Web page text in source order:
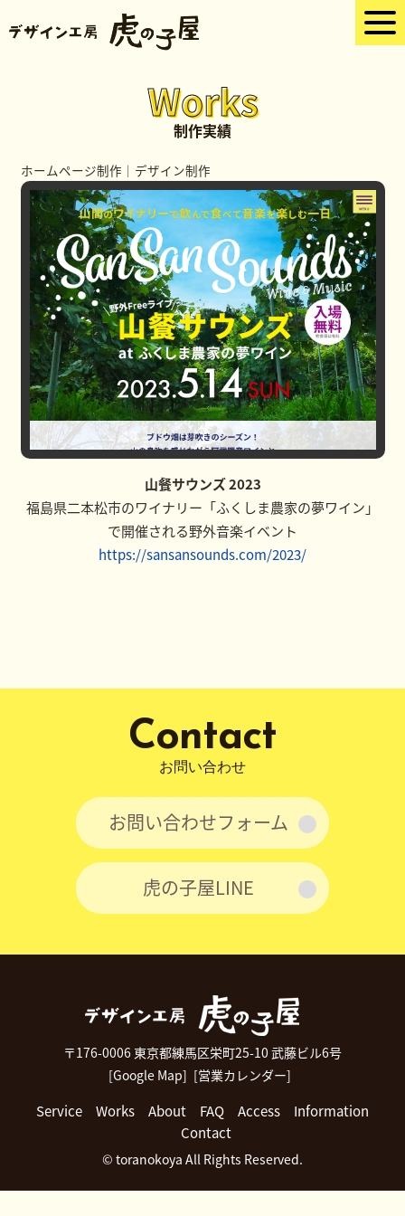
Works
制作実績
ホームページ制作 ｜ デザイン制作
山餐サウンズ 2023
福島県二本松市のワイナリー「ふくしま農家の夢ワイン」
で開催される野外音楽イベント
https://sansansounds.com/2023/
Contact
お問い合わせ
お問い合わせフォーム
虎の子屋LINE
〒176-0006 東京都練馬区栄町25-10 武藤ビル6号
[Google Map] [営業カレンダー]
Service Works About FAQ Access
Information
Contact
© toranokoya All Rights Reserved.